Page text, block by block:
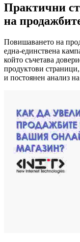
Практични
на
Повишаването на
една-единствена
който съчетава
продуктови
и постоянен анализ на